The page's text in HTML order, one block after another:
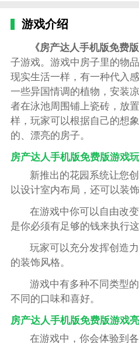
游戏介绍
《房产达人手机版免费版
子游戏。游戏中房子里的物
现实生活一样，有一种代入
一些异国情调的植物，安装
者在泳池周围铺上瓷砖，放
样，玩家可以根据自己的想
的、漂亮的房子。
房产达人手机版免费版游戏
新推出的花园系统让您
以设计室内布局，还可以装
在游戏中你可以自由改
是你必须有足够的钱来执行这
玩家可以充分发挥创造
的装饰风格。
游戏中有多种不同类型
不同的口味和喜好。
房产达人手机版免费版游戏
在游戏中，你会体验到